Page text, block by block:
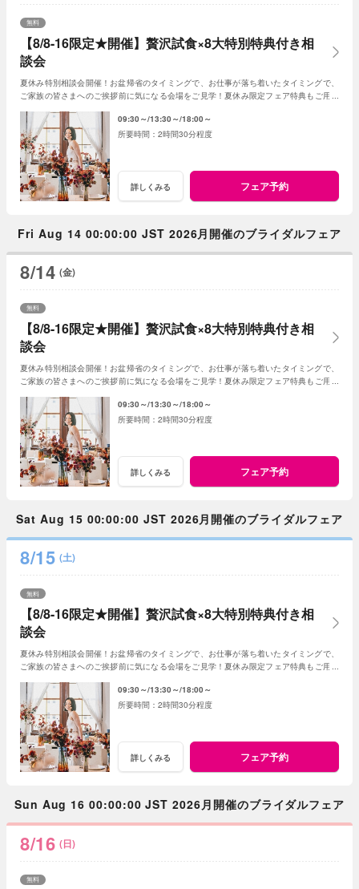
【8/8-16限定★開催】贅沢試食×8大特別特典付き相
談会
無料
夏休み特別相談会開催！お盆帰省のタイミングで、お仕事が落ち着いたタイミングで、
ご家族の皆さまへのご挨拶前に気になる会場をご見学！夏休み限定フェア特典もご用意
09:30～ 13:30～ 18:00～
2時間30分程度
詳しくみる フェア予約
Fri Aug 14 00:00:00 JST 2026月開催のブライダルフェア
8/14 (金)
【8/8-16限定★開催】贅沢試食×8大特別特典付き相
談会
無料
夏休み特別相談会開催！お盆帰省のタイミングで、お仕事が落ち着いたタイミングで、
ご家族の皆さまへのご挨拶前に気になる会場をご見学！夏休み限定フェア特典もご用意
09:30～ 13:30～ 18:00～
2時間30分程度
詳しくみる フェア予約
Sat Aug 15 00:00:00 JST 2026月開催のブライダルフェア
8/15 (土)
【8/8-16限定★開催】贅沢試食×8大特別特典付き相
談会
無料
夏休み特別相談会開催！お盆帰省のタイミングで、お仕事が落ち着いたタイミングで、
ご家族の皆さまへのご挨拶前に気になる会場をご見学！夏休み限定フェア特典もご用意
09:30～ 13:30～ 18:00～
2時間30分程度
詳しくみる フェア予約
Sun Aug 16 00:00:00 JST 2026月開催のブライダルフェア
8/16 (日)
無料